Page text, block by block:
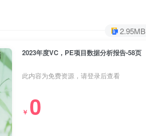
2.95MB
2023年度VC，PE项目数据分析报告-58页
此内容为免费资源，请登录后查看
￥ 0